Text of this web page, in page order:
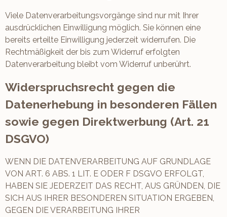
Viele Datenverarbeitungsvorgänge sind nur mit Ihrer
ausdrücklichen Einwilligung möglich. Sie können eine
bereits erteilte Einwilligung jederzeit widerrufen. Die
Rechtmäßigkeit der bis zum Widerruf erfolgten
Datenverarbeitung bleibt vom Widerruf unberührt.
Widerspruchsrecht gegen die
Datenerhebung in besonderen Fällen
sowie gegen Direktwerbung (Art. 21
DSGVO)
WENN DIE DATENVERARBEITUNG AUF GRUNDLAGE
VON ART. 6 ABS. 1 LIT. E ODER F DSGVO ERFOLGT,
HABEN SIE JEDERZEIT DAS RECHT, AUS GRÜNDEN, DIE
SICH AUS IHRER BESONDEREN SITUATION ERGEBEN,
GEGEN DIE VERARBEITUNG IHRER